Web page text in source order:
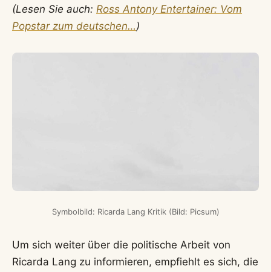
(Lesen Sie auch: Ross Antony Entertainer: Vom
Popstar zum deutschen…)
Symbolbild: Ricarda Lang Kritik (Bild: Picsum)
Um sich weiter über die politische Arbeit von
Ricarda Lang zu informieren, empfiehlt es sich, die